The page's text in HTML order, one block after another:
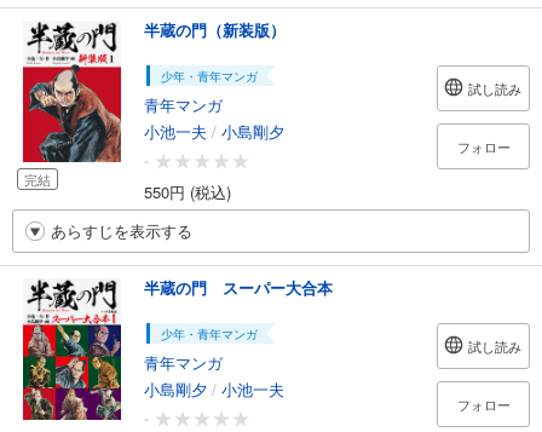
完結
半蔵の門（新装版）
少年・青年マンガ
青年マンガ
小池一夫 / 小島剛夕
-
550円 (税込)
試し読み
フォロー
あらすじを表示する
半蔵の門 スーパー大合本
少年・青年マンガ
青年マンガ
小島剛夕 / 小池一夫
-
試し読み
フォロー